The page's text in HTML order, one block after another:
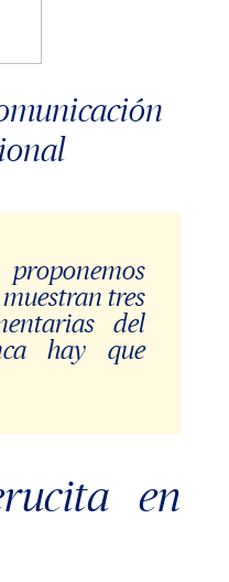
tres
del
hay que
en